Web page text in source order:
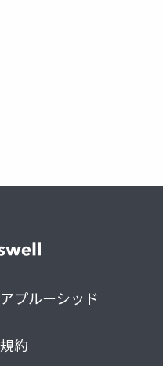
プルーシッド
約